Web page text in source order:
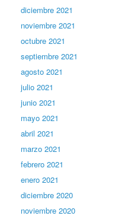
diciembre 2021
noviembre 2021
octubre 2021
septiembre 2021
agosto 2021
julio 2021
junio 2021
mayo 2021
abril 2021
marzo 2021
febrero 2021
enero 2021
diciembre 2020
noviembre 2020